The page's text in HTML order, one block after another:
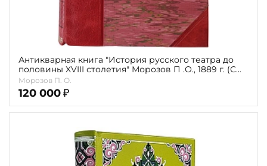
Антикварная книга "История русского театра до
половины XVIII столетия" Морозов П .О., 1889 г. (С
автографом автора)
Морозов П. О.
120 000 ₽